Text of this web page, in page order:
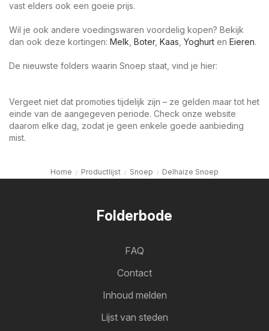
vast elders ook een goeie prijs.
Wil je ook andere voedingswaren voordelig kopen? Bekijk
dan ook deze kortingen: Melk Boter, Kaas Yoghurt en Eieren.
De nieuwste folders waarin Snoep staat, vind je hier:
Vergeet niet dat promoties tijdelijk zijn – ze gelden maar tot het
einde van de aangegeven periode. Check onze website
daarom elke dag, zodat je geen enkele goede aanbieding
mist.
Home Productlijst Snoep Delhaize Snoep
Folderbode
FAQ
Contact
Inhoud melden
Lijst van steden